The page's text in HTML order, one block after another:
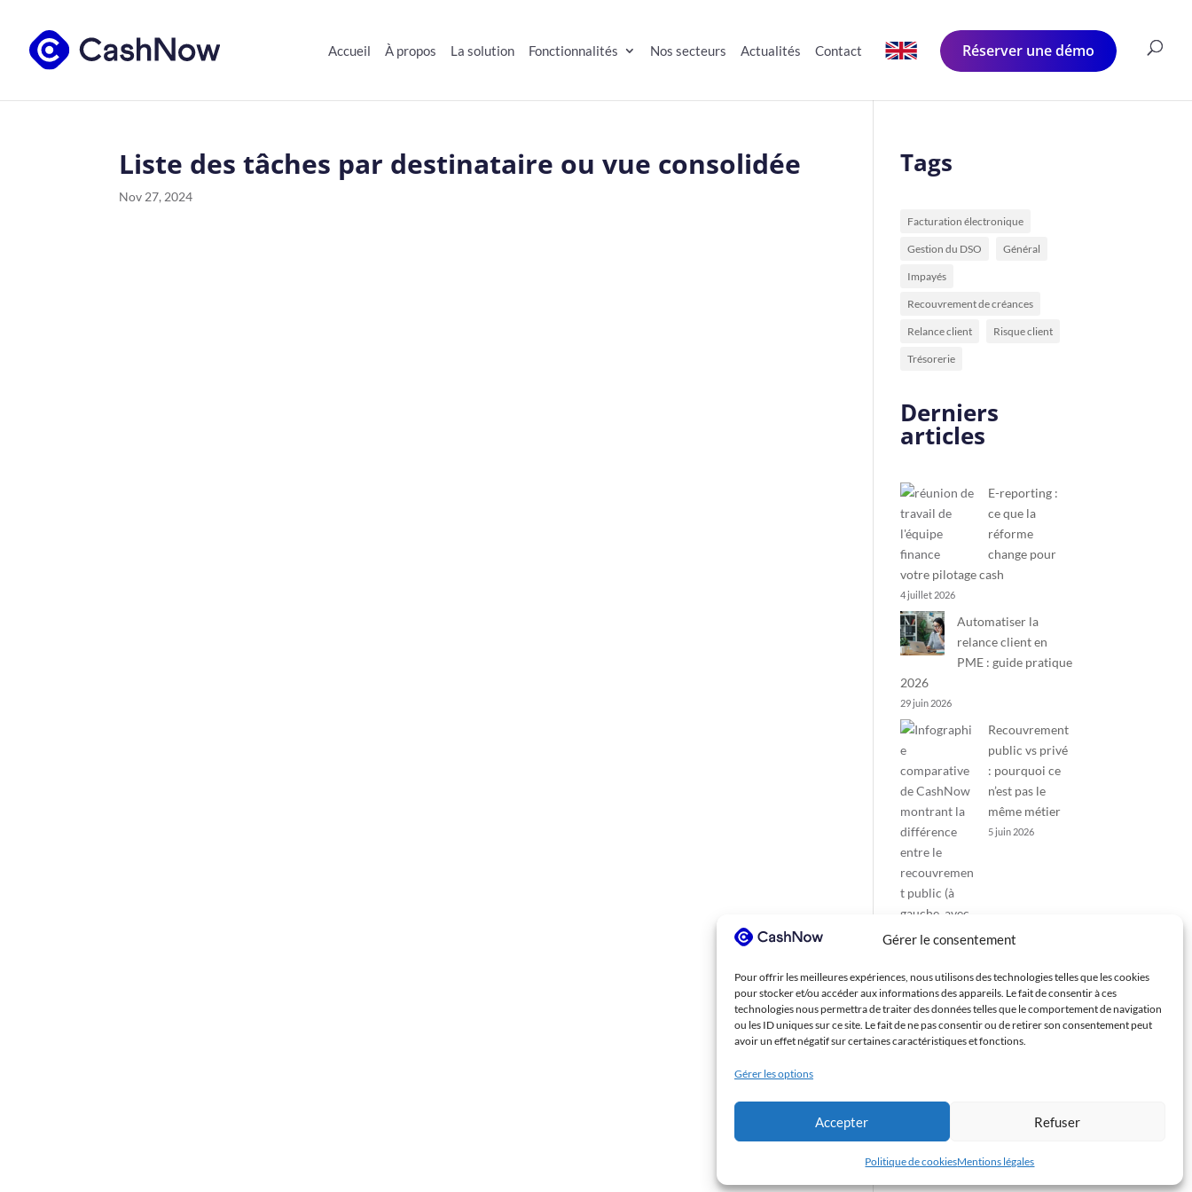
Gérer le consentement
Pour offrir les meilleures expériences, nous utilisons des technologies telles que les cookies
pour stocker et/ou accéder aux informations des appareils. Le fait de consentir à ces
technologies nous permettra de traiter des données telles que le comportement de navigation
ou les ID uniques sur ce site. Le fait de ne pas consentir ou de retirer son consentement peut
avoir un effet négatif sur certaines caractéristiques et fonctions.
Gérer les options
Accepter Refuser
Politique de cookiesMentions légales
Accueil À propos La solution Fonctionnalités Nos secteurs Actualités Contact Réserver une démo
Liste des tâches par destinataire ou vue consolidée
Nov 27, 2024
Tags
Facturation électronique
Gestion du DSO Général
Impayés
Recouvrement de créances
Relance client Risque client
Trésorerie
Derniers
articles
E-reporting :
ce que la
réforme
change pour
votre pilotage cash
4 juillet 2026
Automatiser la
relance client en
PME : guide pratique
2026
29 juin 2026
Recouvrement
public vs privé
: pourquoi ce
n’est pas le
même métier
5 juin 2026